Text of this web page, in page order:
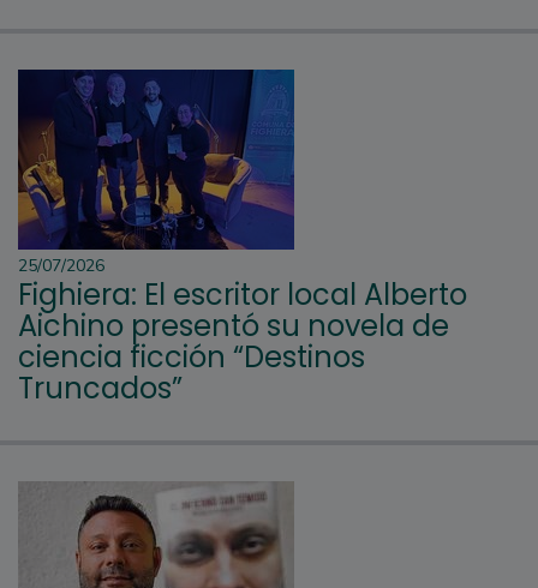
25/07/2026
Fighiera: El escritor local Alberto
Aichino presentó su novela de
ciencia ficción “Destinos
Truncados”